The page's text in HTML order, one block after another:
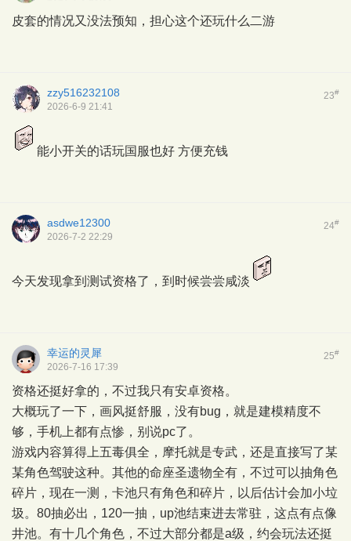
皮套的情况又没法预知，担心这个还玩什么二游
23#
zzy516232108
2026-6-9 21:41
能小开关的话玩国服也好 方便充钱
24#
asdwe12300
2026-7-2 22:29
今天发现拿到测试资格了，到时候尝尝咸淡
25#
幸运的灵犀
2026-7-16 17:39
资格还挺好拿的，不过我只有安卓资格。
大概玩了一下，画风挺舒服，没有bug，就是建模精度不
够，手机上都有点惨，别说pc了。
游戏内容算得上五毒俱全，摩托就是专武，还是直接写了某
某角色驾驶这种。其他的命座圣遗物全有，不过可以抽角色
碎片，现在一测，卡池只有角色和碎片，以后估计会加小垃
圾。80抽必出，120一抽，up池结束进去常驻，这点有点像
井池。有十几个角色，不过大部分都是a级，约会玩法还挺